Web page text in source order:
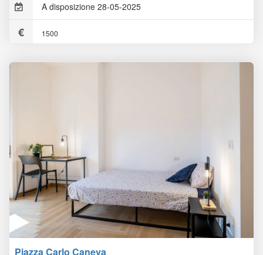
A disposizione 28-05-2025
1500
Piazza Carlo Caneva